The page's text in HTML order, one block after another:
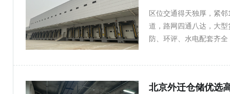
区位交通得天独厚，紧
道，路网四通八达，大
防、环评、水电配套齐
带独立办公区+员工住宿
生鲜、食材、医药恒温
北京外迁仓储优选